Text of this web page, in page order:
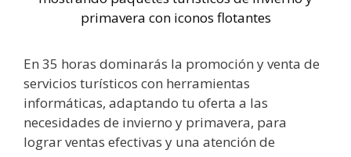
En 35 horas dominarás la promoción y venta de
servicios turísticos con herramientas
informáticas, adaptando tu oferta a las
necesidades de invierno y primavera, para
lograr ventas efectivas y una atención de